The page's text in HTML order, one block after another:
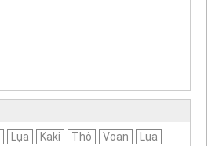
Lụa Kaki Thô Voan
Lụa